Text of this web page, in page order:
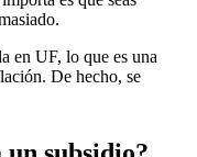
en UF, lo que es una
De hecho, se